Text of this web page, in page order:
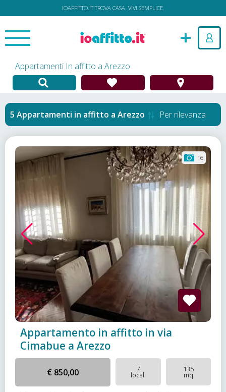
IOAFFITTO.IT TROVA CASA. VIVI SEMPLICE.
Appartamenti In affitto a Arezzo
Appartamenti in affitto a Arezzo Per rilevanza
16
Appartamento in affitto in via
Cimabue a Arezzo
€ 850,00 7
locali
135
mq